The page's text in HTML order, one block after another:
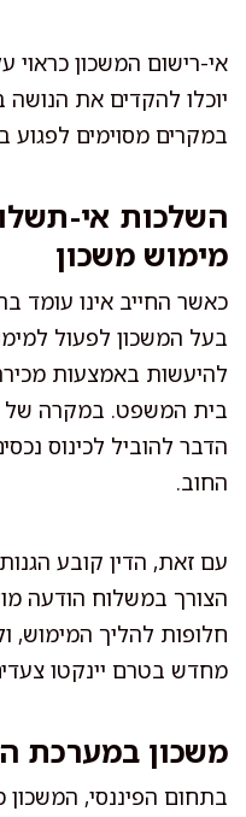
אי-רישום המשכון כראוי
יוכלו להקדים את
במקרים מסוימים לפגוע
השלכות אי-
מימוש משכון
כאשר החייב אינו עומד
בעל המשכון לפעול
להיעשות באמצעות
בית המשפט. במקרה של
הדבר להוביל לכינוס
החוב.
עם זאת, הדין קובע
הצורך במשלוח הודעה
חלופות להליך המימוש,
מחדש בטרם יינקטו
משכון במערכת
בתחום הפיננסי,